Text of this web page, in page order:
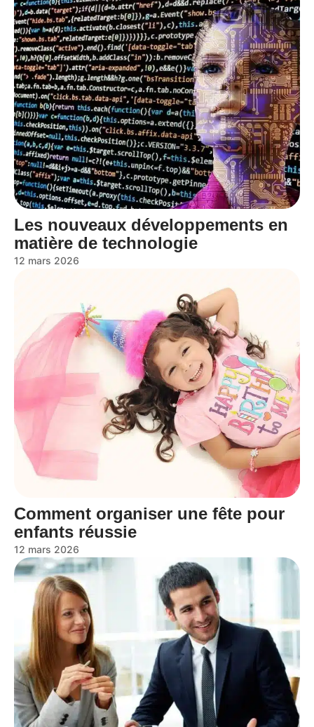
Les nouveaux développements en
matière de technologie
12 mars 2026
Comment organiser une fête pour
enfants réussie
12 mars 2026